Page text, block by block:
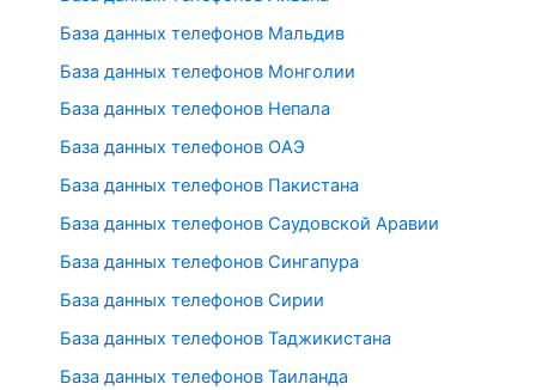
База данных телефонов Мальдив
База данных телефонов Монголии
База данных телефонов Непала
База данных телефонов ОАЭ
База данных телефонов Пакистана
База данных телефонов Саудовской Аравии
База данных телефонов Сингапура
База данных телефонов Сирии
База данных телефонов Таджикистана
База данных телефонов Таиланда